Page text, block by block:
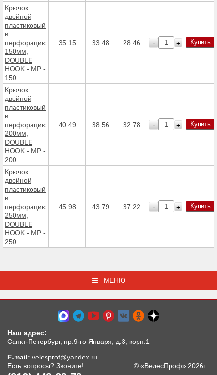
Крючок
двойной
пластиковый
в
перфорацию
150мм,
DOUBLE
HOOK - MP -
150
35.15 33.48 28.46 - + Купить
Крючок
двойной
пластиковый
в
перфорацию
200мм,
DOUBLE
HOOK - MP -
200
40.49 38.56 32.78 - + Купить
Крючок
двойной
пластиковый
в
перфорацию
250мм,
DOUBLE
HOOK - MP -
250
45.98 43.79 37.22 - + Купить
МЕНЮ
Наш адрес:
Санкт-Петербург, пр.9-го Января, д.3, корп.1
E-mail: velesprof@yandex.ru
Есть вопросы? Звоните!
© «ВелесПроф» 2026г